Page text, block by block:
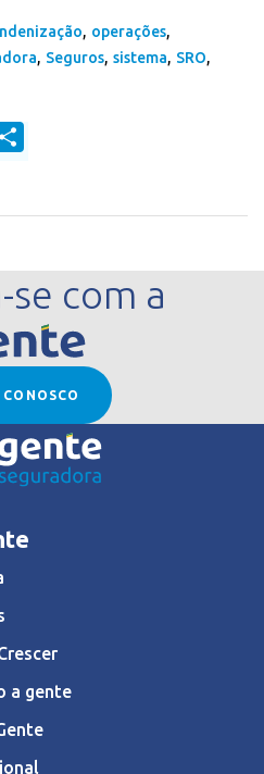
, operações,
, Seguros, sistema, SRO,
com a
CONOSCO
a gente